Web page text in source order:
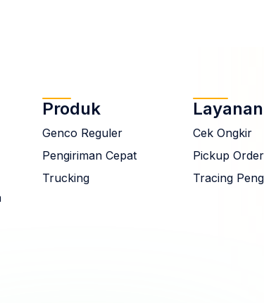
Produk
Genco Reguler
Pengiriman Cepat
Trucking
Layanan
Cek Ongkir
Pickup Order
Tracing